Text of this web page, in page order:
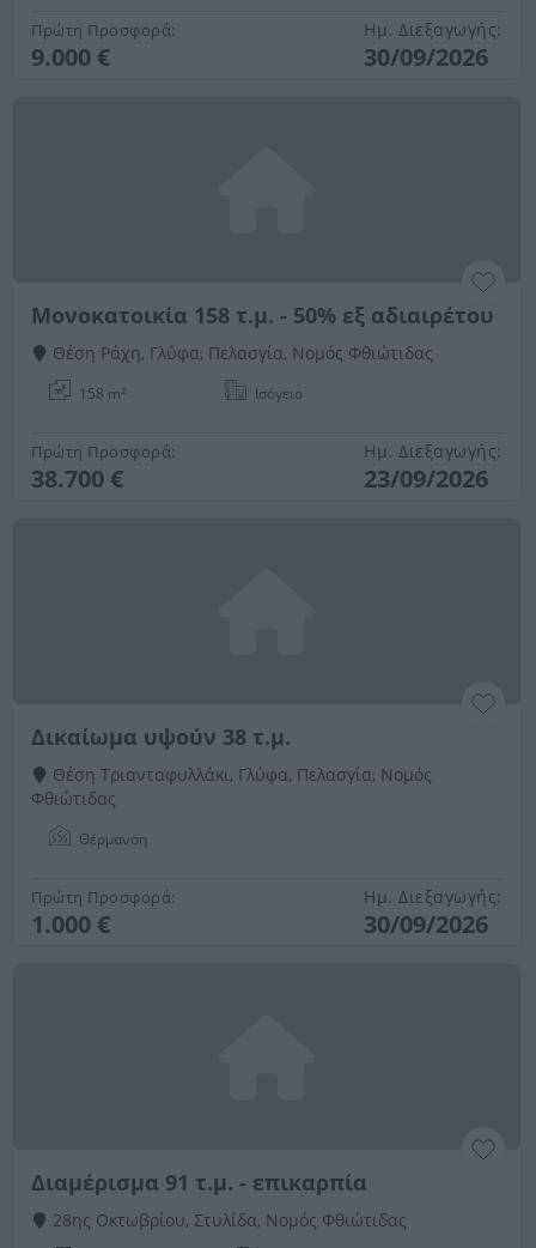
Πρώτη Προσφορά:
9.000 €
Ημ. Διεξαγωγής:
30/09/2026
Μονοκατοικία 158 τ.μ. - 50% εξ αδιαιρέτου
Θέση Ράχη, Γλύφα, Πελασγία, Νομός Φθιώτιδας
158 m² Ισόγειο
Πρώτη Προσφορά:
38.700 €
Ημ. Διεξαγωγής:
23/09/2026
Δικαίωμα υψούν 38 τ.μ.
Θέση Τριανταφυλλάκι, Γλύφα, Πελασγία, Νομός
Φθιώτιδας
Θέρμανση
Πρώτη Προσφορά:
1.000 €
Ημ. Διεξαγωγής:
30/09/2026
Διαμέρισμα 91 τ.μ. - επικαρπία
28ης Οκτωβρίου, Στυλίδα, Νομός Φθιώτιδας